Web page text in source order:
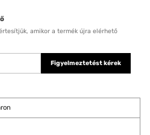
amikor a termék újra elérhető
Figyelmeztetést kérek